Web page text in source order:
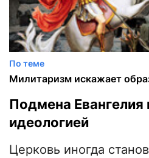
По теме
Милитаризм искажает
​Подмена Евангелия
идеологией
Церковь иногда